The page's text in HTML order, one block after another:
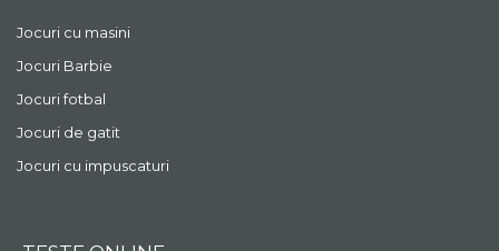
Jocuri cu masini
Jocuri Barbie
Jocuri fotbal
Jocuri de gatit
Jocuri cu impuscaturi